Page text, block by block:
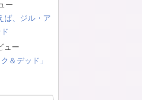
ー
ば、ジル・ア
ュー
＆デッド」